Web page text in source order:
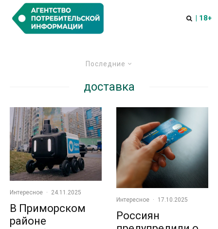
| 18+
Последние
доставка
Интересное · 24.11.2025
В Приморском
районе
Интересное · 17.10.2025
Россиян